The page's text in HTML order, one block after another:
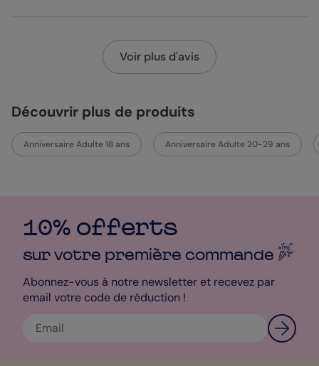
Voir plus d'avis
Découvrir plus de produits
Anniversaire Adulte 18 ans Anniversaire Adulte 20-29 ans
10% offerts
sur votre première commande
Abonnez-vous à notre newsletter et recevez par
email votre code de réduction !